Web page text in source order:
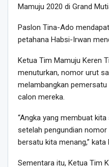
Mamuju 2020 di Grand
Paslon Tina-Ado
petahana Habsi-Irwan
Ketua Tim Mamuju Keren
menuturkan, nomor urut
melambangkan
calon mereka.
“Angka yang membuat
setelah pengundian
bersatu kita menang,” kata
Sementara itu, Ketua Tim